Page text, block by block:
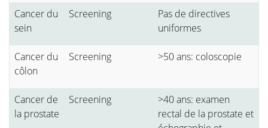
Cancer du
sein
Screening
Pas de directives
uniformes
Cancer du
côlon
Screening >50 ans: coloscopie
Cancer de
la prostate
Screening
>40 ans: examen
rectal de la prostate et